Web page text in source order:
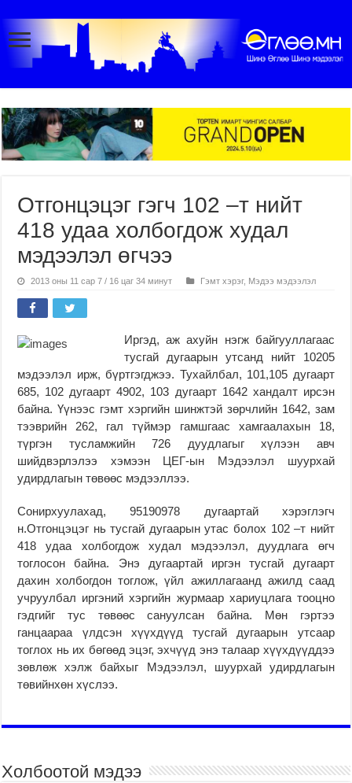
Отгонцэцэг гэгч 102 –т нийт
418 удаа холбогдож худал
мэдээлэл өгчээ
2013 оны 11 сар 7 / 16 цаг 34 минут Гэмт хэрэг, Мэдээ мэдээлэл
Иргэд, аж ахуйн нэгж байгууллагаас
тусгай дугаарын утсанд нийт 10205
мэдээлэл ирж, бүртгэгджээ. Тухайлбал, 101,105 дугаарт
685, 102 дугаарт 4902, 103 дугаарт 1642 хандалт ирсэн
байна. Үүнээс гэмт хэргийн шинжтэй зөрчлийн 1642, зам
тээврийн 262, гал түймэр гамшгаас хамгаалахын 18,
түргэн тусламжийн 726 дуудлагыг хүлээн авч
шийдвэрлэлээ хэмээн ЦЕГ-ын Мэдээлэл шуурхай
удирдлагын төвөөс мэдээллээ.
Сонирхуулахад, 95190978 дугаартай хэрэглэгч
н.Отгонцэцэг нь тусгай дугаарын утас болох 102 –т нийт
418 удаа холбогдож худал мэдээлэл, дуудлага өгч
тоглосон байна. Энэ дугаартай иргэн тусгай дугаарт
дахин холбогдон тоглож, үйл ажиллагаанд ажилд саад
учруулбал иргэний хэргийн журмаар хариуцлага тооцно
гэдгийг тус төвөөс сануулсан байна. Мөн гэртээ
ганцаараа үлдсэн хүүхдүүд тусгай дугаарын утсаар
тоглох нь их бөгөөд эцэг, эхчүүд энэ талаар хүүхдүүддээ
зөвлөж хэлж байхыг Мэдээлэл, шуурхай удирдлагын
төвийнхөн хүслээ.
Холбоотой мэдээ